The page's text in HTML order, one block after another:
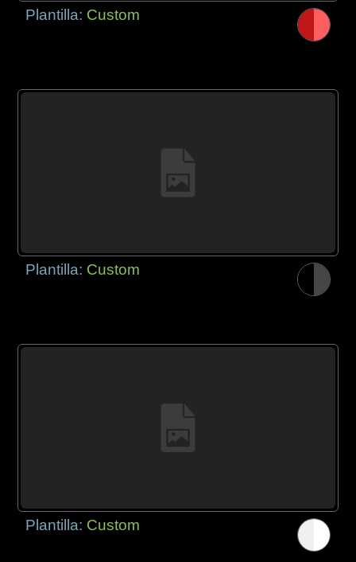
Plantilla: Custom
Plantilla: Custom
Plantilla: Custom